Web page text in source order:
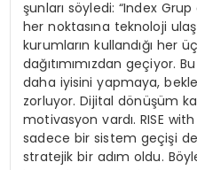
şunları söyledi: “Index Grup
her noktasına teknoloji
kurumların kullandığı her
dağıtımımızdan geçiyor.
daha iyisini yapmaya,
zorluyor. Dijital dönüşüm
motivasyon vardı. RISE
sadece bir sistem geçişi
stratejik bir adım oldu.